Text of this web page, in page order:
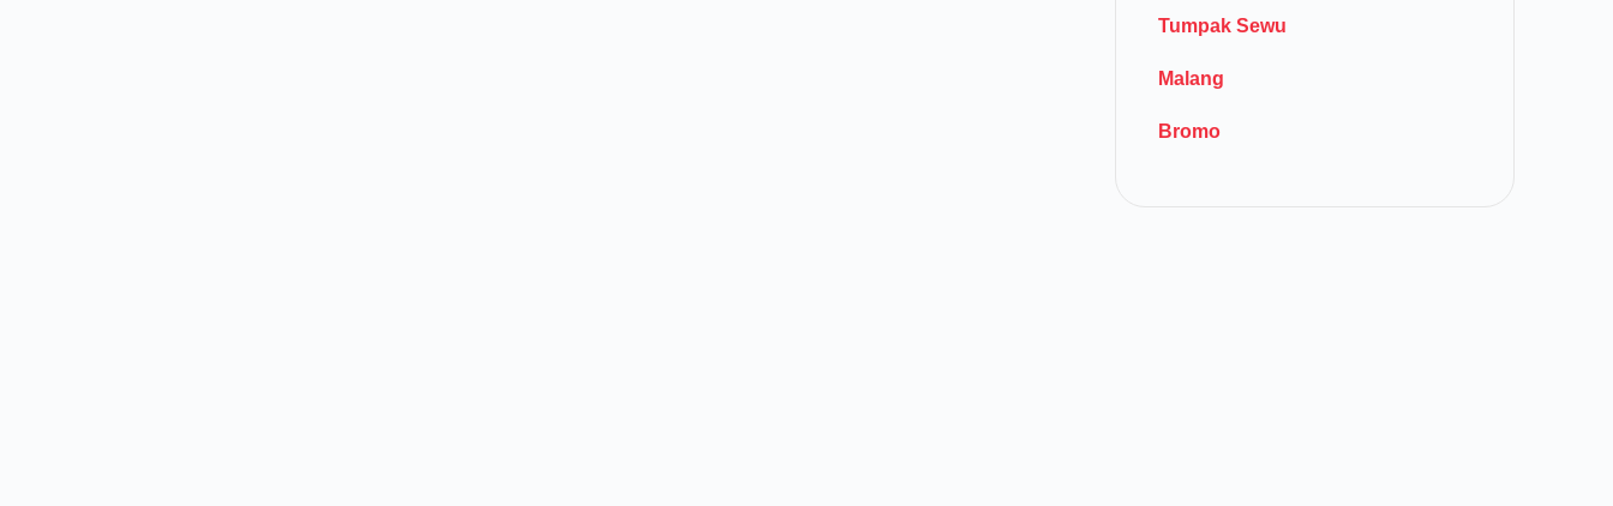
Tumpak Sewu
Malang
Bromo